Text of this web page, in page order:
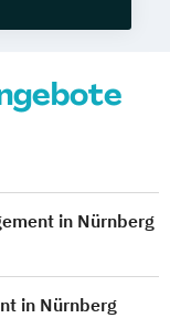
in Nürnberg
in Nürnberg